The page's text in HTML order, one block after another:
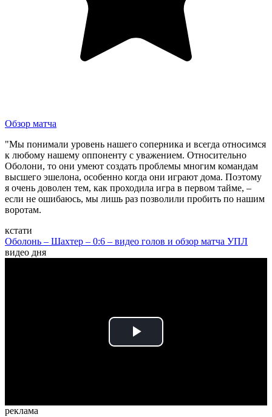
Обзор матча
"Мы понимали уровень нашего соперника и всегда относимся
к любому нашему оппоненту с уважением. Относительно
Оболони, то они умеют создать проблемы многим командам
высшего эшелона, особенно когда они играют дома. Поэтому
я очень доволен тем, как проходила игра в первом тайме, –
если не ошибаюсь, мы лишь раз позволили пробить по нашим
воротам.
кстати
Оболонь – Шахтер – 0:6 – видео голов и обзор матча УПЛ
видео дня
Play
реклама